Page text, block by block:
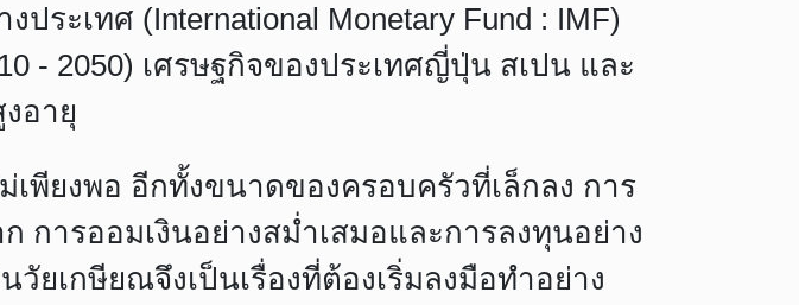
ระเทศ (International Monetary Fund : IMF)
- 2050) เศรษฐกิจของประเทศญี่ปุ่น สเปน และ
อายุ
พียงพอ อีกทั้งขนาดของครอบครัวที่เล็กลง การ
การออมเงินอย่างสม่ำเสมอและการลงทุนอย่าง
ยเกษียณจึงเป็นเรื่องที่ต้องเริ่มลงมือทำอย่าง